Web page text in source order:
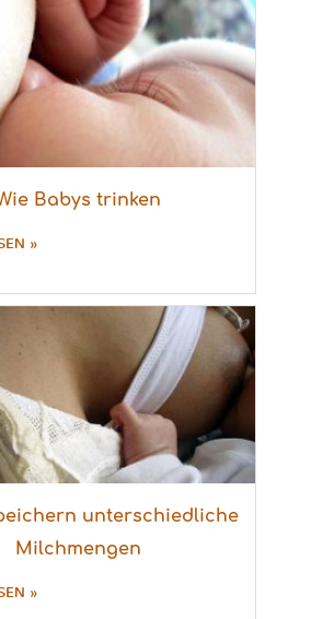
Babys trinken
»
unterschiedliche
Milchmengen
»